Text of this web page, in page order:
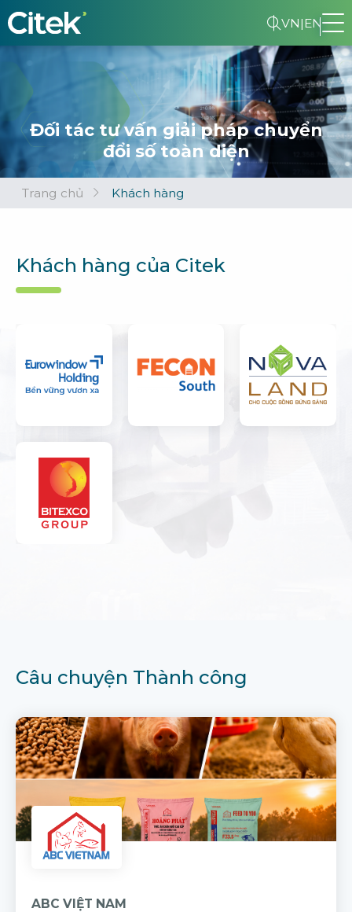
VN|EN
Đối tác tư vấn giải pháp chuyển
đổi số toàn diện
Trang chủ Khách hàng
Khách hàng của Citek
Câu chuyện Thành công
ABC VIỆT NAM